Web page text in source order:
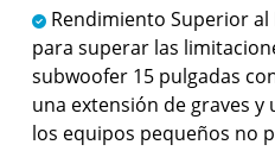
Rendimiento Superior
para superar las
subwoofer 15 pulgadas
una extensión de graves y
los equipos pequeños no